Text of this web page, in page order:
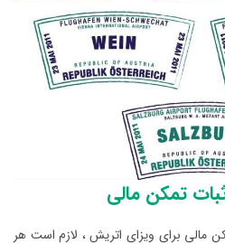
تمکن مالی
مالی برای ویزای اتریش ، لازم است هر